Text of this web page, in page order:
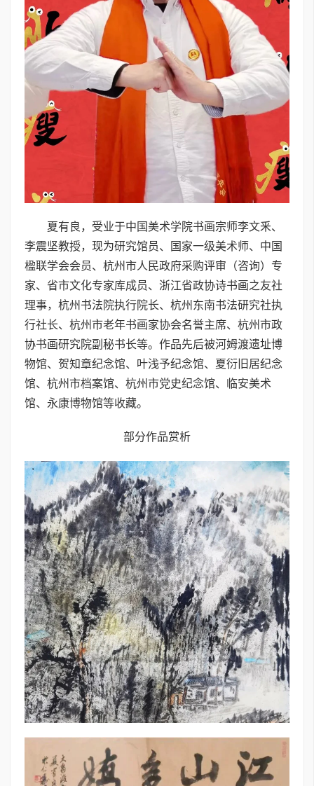
夏有良，受业于中国美术学院书画宗师李文釆、
李震坚教授，现为研究馆员、国家一级美术师、中国
楹联学会会员、杭州市人民政府采购评审（咨询）专
家、省市文化专家库成员、浙江省政协诗书画之友社
理事，杭州书法院执行院长、杭州东南书法研究社执
行社长、杭州市老年书画家协会名誉主席、杭州市政
协书画研究院副秘书长等。作品先后被河姆渡遗址博
物馆、贺知章纪念馆、叶浅予纪念馆、夏衍旧居纪念
馆、杭州市档案馆、杭州市党史纪念馆、临安美术
馆、永康博物馆等收藏。
部分作品赏析